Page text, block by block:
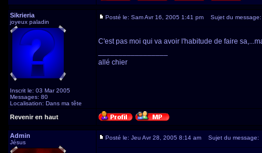
Sikrieria
joyeux paladin
Inscrit le: 03 Mar 2005
Messages: 80
Localisation: Dans ma tête
Posté le: Sam Avr 16, 2005 1:41 pm Sujet du message:
C'est pas moi qui va avoir l'habitude de faire
allé chier
Revenir en haut
Admin
Jésus
Posté le: Jeu Avr 28, 2005 8:14 am Sujet du message: